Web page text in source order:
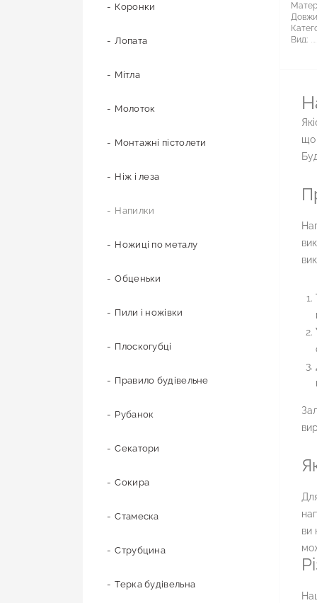
Коронки
Лопата
Мітла
Молоток
Монтажні пістолети
Ніж і леза
Напилки
Ножиці по металу
Обценьки
Пили і ножівки
Плоскогубці
Правило будівельне
Рубанок
Секатори
Сокира
Стамеска
Струбцина
Терка будівельна
Вид:
що
ви